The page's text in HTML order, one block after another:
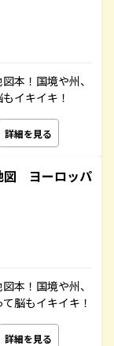
本！国境や州、
イキイキ！
詳細を見る
図 ヨーロッパ
本！国境や州、
脳もイキイキ！
詳細を見る